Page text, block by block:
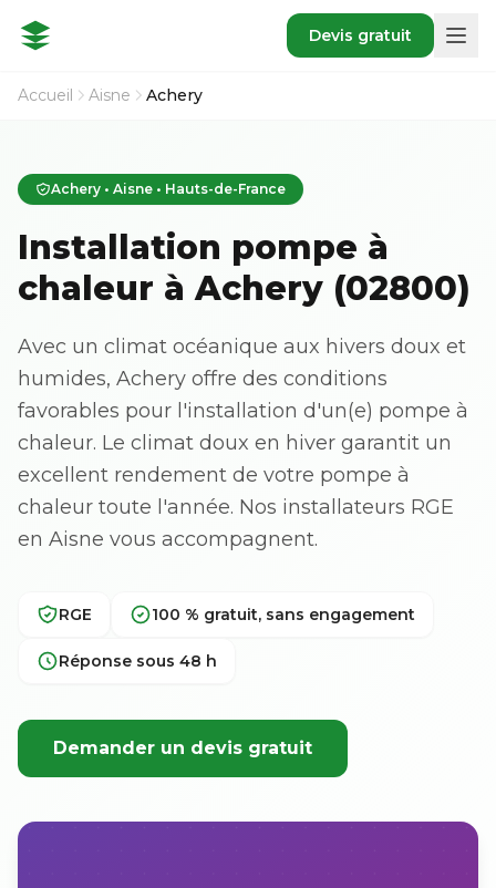
Devis gratuit
Accueil Aisne Achery
Achery • Aisne • Hauts-de-France
Installation pompe à
chaleur à Achery (02800)
Avec un climat océanique aux hivers doux et
humides, Achery offre des conditions
favorables pour l'installation d'un(e) pompe à
chaleur. Le climat doux en hiver garantit un
excellent rendement de votre pompe à
chaleur toute l'année. Nos installateurs RGE
en Aisne vous accompagnent.
RGE 100 % gratuit, sans engagement
Réponse sous 48 h
Demander un devis gratuit